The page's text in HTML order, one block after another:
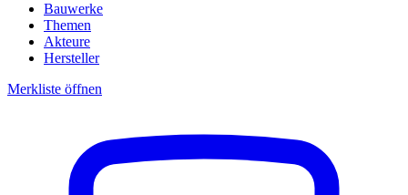
Bauwerke
Themen
Akteure
Hersteller
Merkliste öffnen